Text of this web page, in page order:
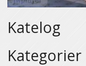
Katelog
Kategorier